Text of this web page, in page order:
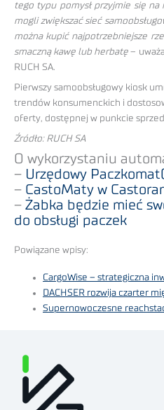
tego typu pomysł przyjmie się
mogli zwiększać sieć
można kupić najpotrzebniejsze
smaczną kawę lub herbatę –
RUCH SA.
Pierwszy samoobsługowy kiosk
trendów konsumenckich i
oferty, dostępnej w punkcie
Źródło: RUCH SA
O wykorzystaniu
– Urzędowy
– CastoMaty w
– Żabka będzie mieć
do obsługi paczek
Powiązane wpisy:
CargoWise – strategiczna
DACHSER rozwija czarter
Supernowoczesne